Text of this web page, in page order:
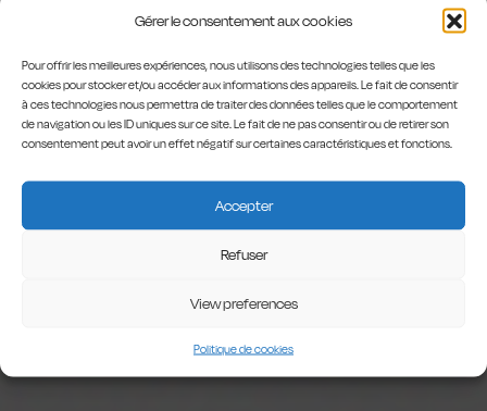
Gérer le consentement aux cookies
Pour offrir les meilleures expériences, nous utilisons des technologies telles que les
cookies pour stocker et/ou accéder aux informations des appareils. Le fait de consentir
à ces technologies nous permettra de traiter des données telles que le comportement
de navigation ou les ID uniques sur ce site. Le fait de ne pas consentir ou de retirer son
consentement peut avoir un effet négatif sur certaines caractéristiques et fonctions.
Accepter
Refuser
View preferences
Politique de cookies
la mélancolie à l’éclat de rire,
sans jamais susciter la pitié.
Toute la critique ici.
Christian Dalimier